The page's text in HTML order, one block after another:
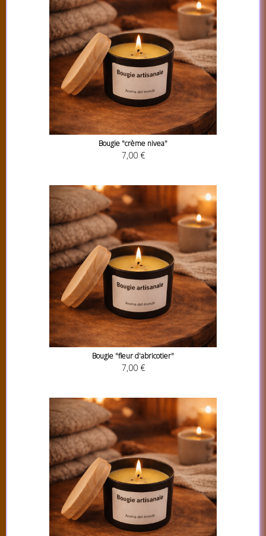
Bougie "crème nivea"
7,00 €
Bougie "fleur d'abricotier"
7,00 €